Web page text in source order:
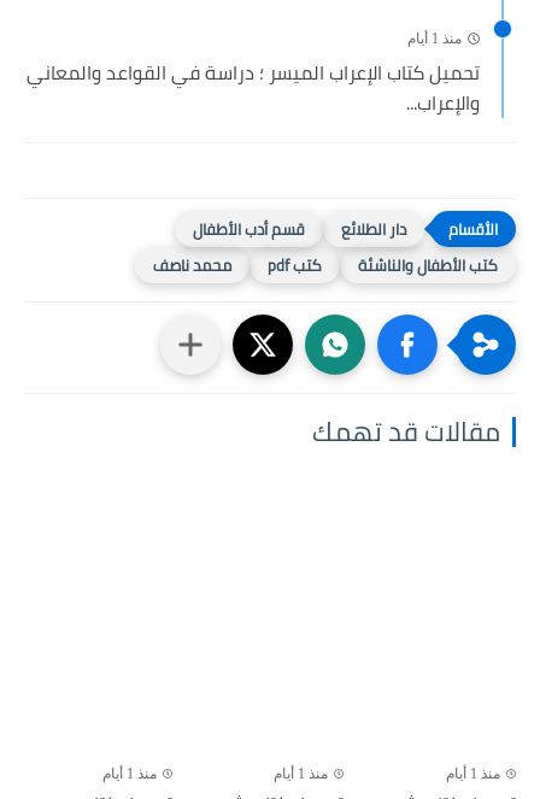
منذ 1 أيام
تحميل كتاب الإعراب الميسر ؛ دراسة في القواعد والمعاني
والإعراب...
دار الطلائع
قسم أدب الأطفال
كتب الأطفال والناشئة
كتب pdf محمد ناصف
مقالات قد تهمك
منذ 1 أيام منذ 1 أيام منذ 1 أيام